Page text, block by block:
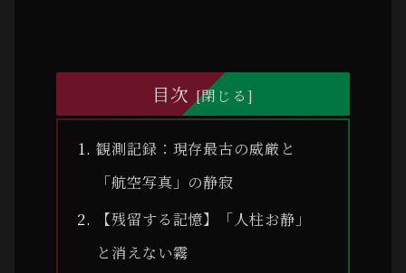
目次
観測記録：現存最古の威厳と
「航空写真」の静寂
【残留する記憶】「人柱お静」
と消えない霧